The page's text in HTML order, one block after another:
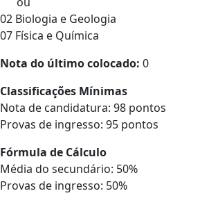
02 Biologia e Geologia
07 Física e Química
Nota do último colocado: 0
Classificações Mínimas
Nota de candidatura: 98 pontos
Provas de ingresso: 95 pontos
Fórmula de Cálculo
Média do secundário: 50%
Provas de ingresso: 50%